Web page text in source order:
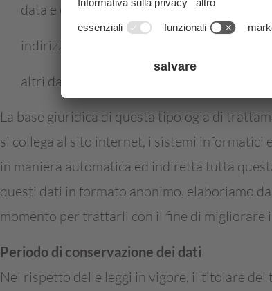
data e ora della visita del nostro sito
indirizzo IP
altri dati ed altre informazioni simili
La base giuridica di questa tipologia di
si collega al sito internet, i sistemi informatici
in maniera automatica ed indiretta tutta
questi dati in formato anonimo, elaboriamo
momento per trattarli con il fine di migliorare
Periodo di conservazione dei dati
Nel rispetto delle leggi in vigore, il titolare